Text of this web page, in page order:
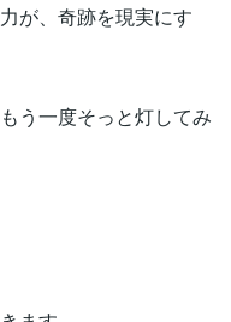
が、奇跡を現実にす
う一度そっと灯してみ